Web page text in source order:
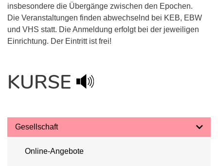
insbesondere die Übergänge zwischen den Epochen.
Die Veranstaltungen finden abwechselnd bei KEB, EBW
und VHS statt. Die Anmeldung erfolgt bei der jeweiligen
Einrichtung. Der Eintritt ist frei!
KURSE
Gesellschaft
Online-Angebote